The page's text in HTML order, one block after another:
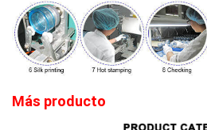
Más producto